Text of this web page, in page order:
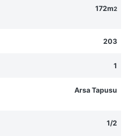
172m2
203
1
Arsa Tapusu
1/2